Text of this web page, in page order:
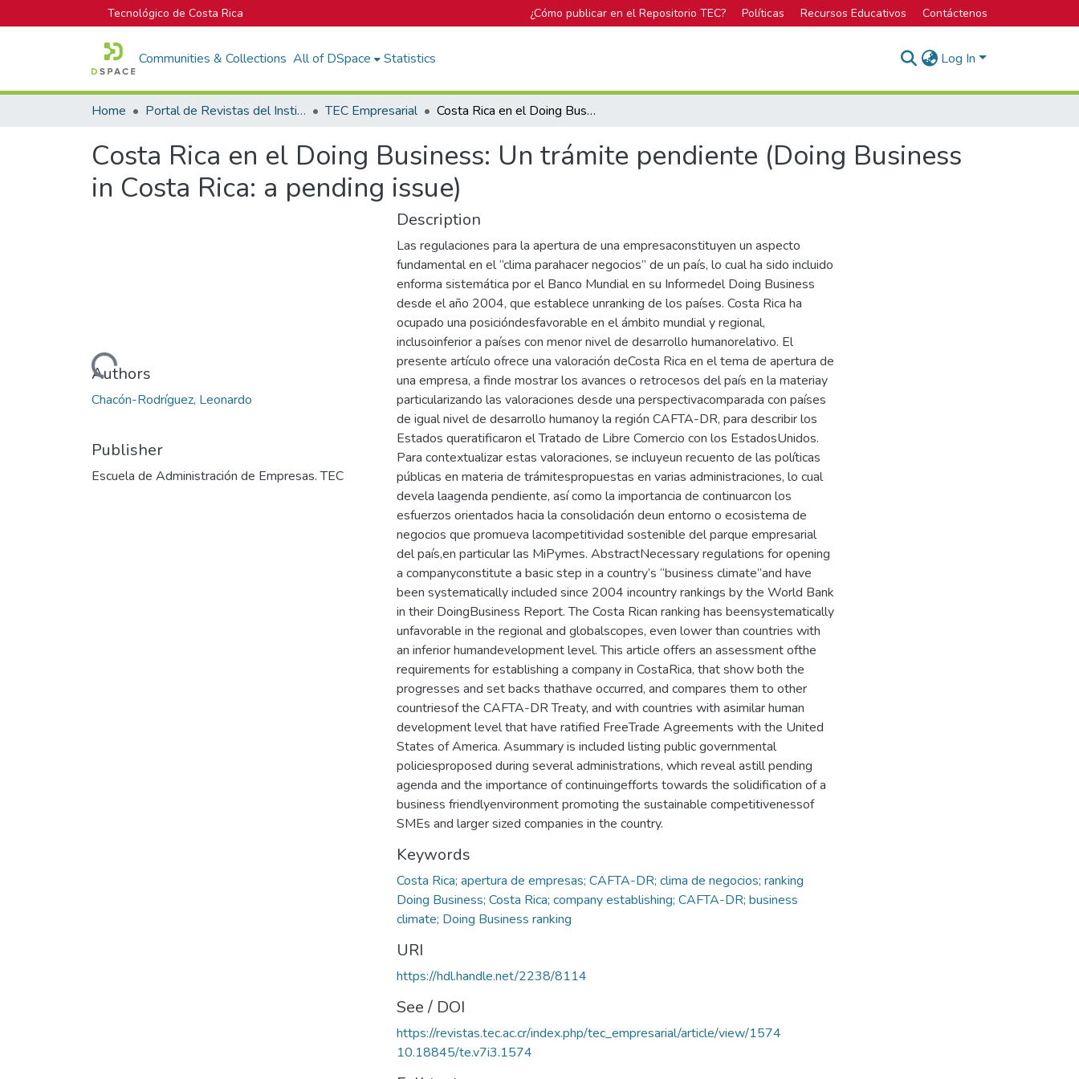
Tecnológico de Costa Rica ¿Cómo publicar en el Repositorio TEC? Políticas Recursos Educativos Contáctenos
Communities & Collections All of DSpace Statistics Log In
Home Portal de Revistas del Instituto Tecnológico de Costa Rica TEC Empresarial Costa Rica en el Doing Business: Un trámite pendiente (Doing Business in Costa Rica: a pending issue)
Costa Rica en el Doing Business: Un trámite pendiente (Doing Business
in Costa Rica: a pending issue)
Loading...
Authors
Chacón-Rodríguez, Leonardo
Publisher
Escuela de Administración de Empresas. TEC
Description
Las regulaciones para la apertura de una empresaconstituyen un aspecto
fundamental en el “clima parahacer negocios” de un país, lo cual ha sido incluido
enforma sistemática por el Banco Mundial en su Informedel Doing Business
desde el año 2004, que establece unranking de los países. Costa Rica ha
ocupado una posicióndesfavorable en el ámbito mundial y regional,
inclusoinferior a países con menor nivel de desarrollo humanorelativo. El
presente artículo ofrece una valoración deCosta Rica en el tema de apertura de
una empresa, a finde mostrar los avances o retrocesos del país en la materiay
particularizando las valoraciones desde una perspectivacomparada con países
de igual nivel de desarrollo humanoy la región CAFTA-DR, para describir los
Estados queratificaron el Tratado de Libre Comercio con los EstadosUnidos.
Para contextualizar estas valoraciones, se incluyeun recuento de las políticas
públicas en materia de trámitespropuestas en varias administraciones, lo cual
devela laagenda pendiente, así como la importancia de continuarcon los
esfuerzos orientados hacia la consolidación deun entorno o ecosistema de
negocios que promueva lacompetitividad sostenible del parque empresarial
del país,en particular las MiPymes. AbstractNecessary regulations for opening
a companyconstitute a basic step in a country’s “business climate”and have
been systematically included since 2004 incountry rankings by the World Bank
in their DoingBusiness Report. The Costa Rican ranking has beensystematically
unfavorable in the regional and globalscopes, even lower than countries with
an inferior humandevelopment level. This article offers an assessment ofthe
requirements for establishing a company in CostaRica, that show both the
progresses and set backs thathave occurred, and compares them to other
countriesof the CAFTA-DR Treaty, and with countries with asimilar human
development level that have ratified FreeTrade Agreements with the United
States of America. Asummary is included listing public governmental
policiesproposed during several administrations, which reveal astill pending
agenda and the importance of continuingefforts towards the solidification of a
business friendlyenvironment promoting the sustainable competitivenessof
SMEs and larger sized companies in the country.
Keywords
Costa Rica; apertura de empresas; CAFTA-DR; clima de negocios; ranking
Doing Business; Costa Rica; company establishing; CAFTA-DR; business
climate; Doing Business ranking
URI
https://hdl.handle.net/2238/8114
See / DOI
https://revistas.tec.ac.cr/index.php/tec_empresarial/article/view/1574
10.18845/te.v7i3.1574